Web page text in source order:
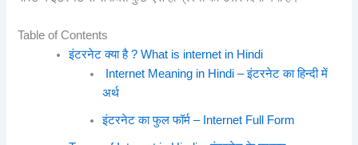
Table of Contents
इंटरनेट क्या है ? What is internet in Hindi
Internet Meaning in Hindi – इंटरनेट का हिन्दी में
अर्थ
इंटरनेट का फुल फॉर्म – Internet Full Form